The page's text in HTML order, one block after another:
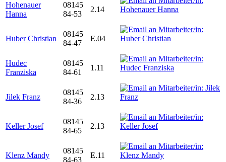
Hohenauer
Hanna
08145
84-53
2.14
Huber Christian
08145
84-47
E.04
Hudec
Franziska
08145
84-61
1.11
Jilek Franz
08145
84-36
2.13
Keller Josef
08145
84-65
2.13
Klenz Mandy
08145
84-63
E.11